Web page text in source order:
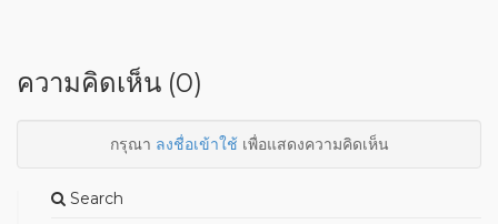
ความคิดเห็น (0)
กรุณา ลงชื่อเข้าใช้เพื่อแสดงความคิดเห็น
Search